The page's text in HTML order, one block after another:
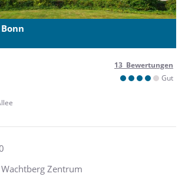
13 Bewertungen
Gut
Zentrum